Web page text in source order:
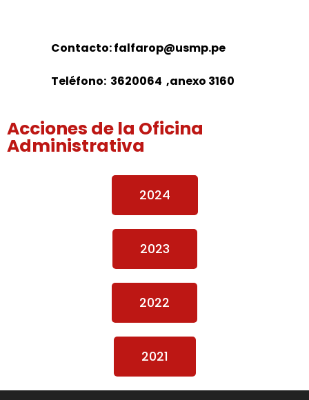
Contacto: falfarop@usmp.pe
Teléfono: 3620064 ,anexo 3160
Acciones de la Oficina
Administrativa
2024
2023
2022
2021